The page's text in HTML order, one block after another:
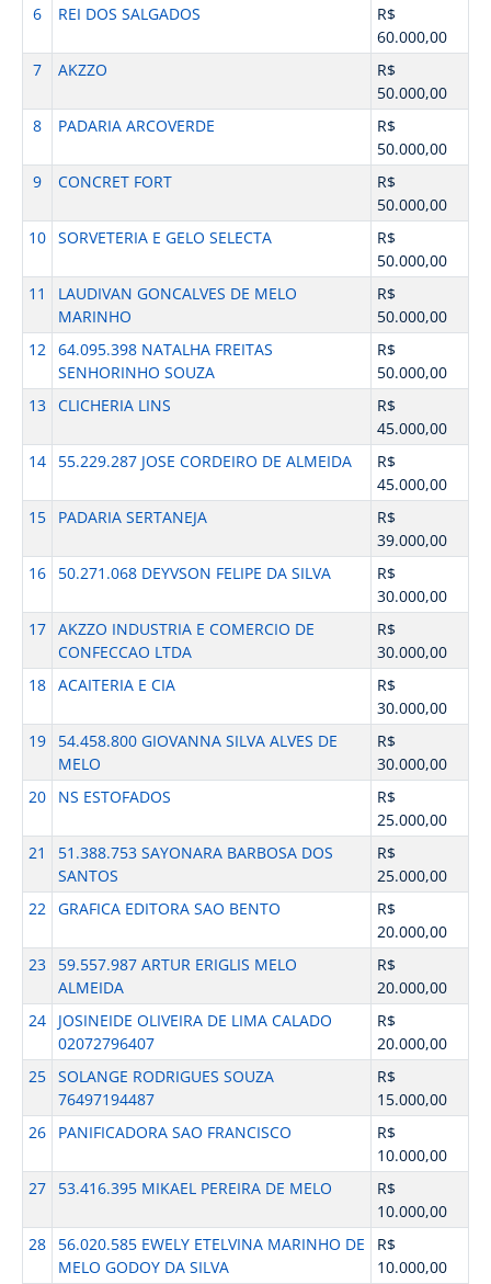
6 REI DOS SALGADOS
R$
60.000,00
7
AKZZO
R$
50.000,00
8
PADARIA ARCOVERDE
R$
50.000,00
9
CONCRET FORT
R$
50.000,00
10 SORVETERIA E GELO SELECTA
R$
50.000,00
11
LAUDIVAN GONCALVES DE MELO
MARINHO
R$
50.000,00
12 64.095.398 NATALHA FREITAS
SENHORINHO SOUZA
R$
50.000,00
13 CLICHERIA LINS
R$
45.000,00
14
55.229.287 JOSE CORDEIRO DE ALMEIDA
R$
45.000,00
15
PADARIA SERTANEJA
R$
39.000,00
16
50.271.068 DEYVSON FELIPE DA SILVA
R$
30.000,00
17 AKZZO INDUSTRIA E COMERCIO DE
CONFECCAO LTDA
R$
30.000,00
18 ACAITERIA E CIA
R$
30.000,00
19
54.458.800 GIOVANNA SILVA ALVES DE
MELO
R$
30.000,00
20
NS ESTOFADOS
R$
25.000,00
21
51.388.753 SAYONARA BARBOSA DOS
SANTOS
R$
25.000,00
22 GRAFICA EDITORA SAO BENTO
R$
20.000,00
23
59.557.987 ARTUR ERIGLIS MELO
ALMEIDA
R$
20.000,00
24
JOSINEIDE OLIVEIRA DE LIMA CALADO
02072796407
R$
20.000,00
25 SOLANGE RODRIGUES SOUZA
76497194487
R$
15.000,00
26
PANIFICADORA SAO FRANCISCO
R$
10.000,00
27
53.416.395 MIKAEL PEREIRA DE MELO
R$
10.000,00
28
56.020.585 EWELY ETELVINA MARINHO DE
MELO GODOY DA SILVA
R$
10.000,00